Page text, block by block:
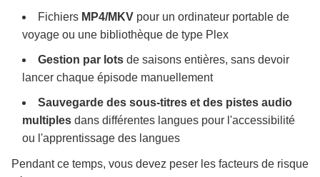
Fichiers MP4/MKV pour un ordinateur portable de
voyage ou une bibliothèque de type Plex
Gestion par lots de saisons entières, sans devoir
lancer chaque épisode manuellement
Sauvegarde des sous-titres et des pistes audio
multiples dans différentes langues pour l'accessibilité
ou l'apprentissage des langues
Pendant ce temps, vous devez peser les facteurs de risque